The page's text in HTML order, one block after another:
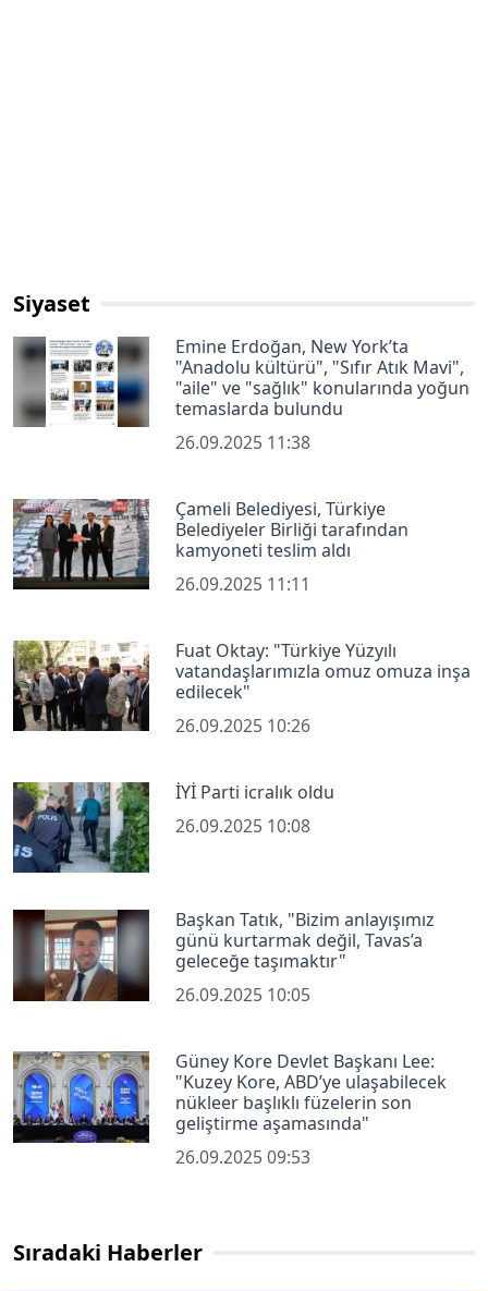
Siyaset
Emine Erdoğan, New York’ta
"Anadolu kültürü", "Sıfır Atık Mavi",
"aile" ve "sağlık" konularında yoğun
temaslarda bulundu
26.09.2025 11:38
Çameli Belediyesi, Türkiye
Belediyeler Birliği tarafından
kamyoneti teslim aldı
26.09.2025 11:11
Fuat Oktay: "Türkiye Yüzyılı
vatandaşlarımızla omuz omuza inşa
edilecek"
26.09.2025 10:26
İYİ Parti icralık oldu
26.09.2025 10:08
Başkan Tatık, "Bizim anlayışımız
günü kurtarmak değil, Tavas’a
geleceğe taşımaktır"
26.09.2025 10:05
Güney Kore Devlet Başkanı Lee:
"Kuzey Kore, ABD’ye ulaşabilecek
nükleer başlıklı füzelerin son
geliştirme aşamasında"
26.09.2025 09:53
Sıradaki Haberler